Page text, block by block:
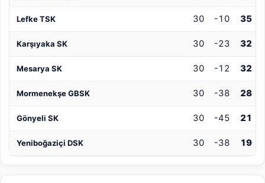
Lefke TSK 30 -10 35
Karşıyaka SK 30 -23 32
Mesarya SK 30 -12 32
Mormenekşe GBSK 30 -38 28
Gönyeli SK 30 -45 21
Yeniboğaziçi DSK 30 -38 19